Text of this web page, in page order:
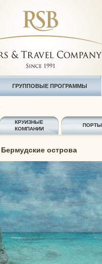
ГРУППОВЫЕ ПРОГРАММЫ
КРУИЗНЫЕ
КОМПАНИИ
ПОРТЫ
Бермудские острова